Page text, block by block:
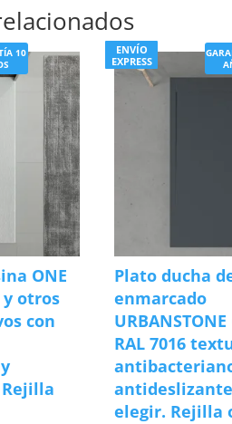
10
ONE
y otros
con
ENVÍO
EXPRESS
Plato ducha
enmarcado
RAL 7016
elegir. Rejilla